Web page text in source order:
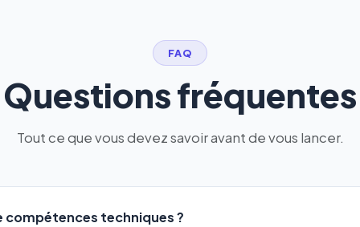
FAQ
Questions fréquentes
Tout ce que vous devez savoir avant de vous lancer.
compétences techniques ?